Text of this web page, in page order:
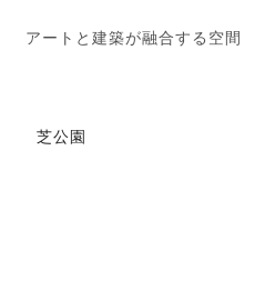
アートと建築が融合する空間
芝公園